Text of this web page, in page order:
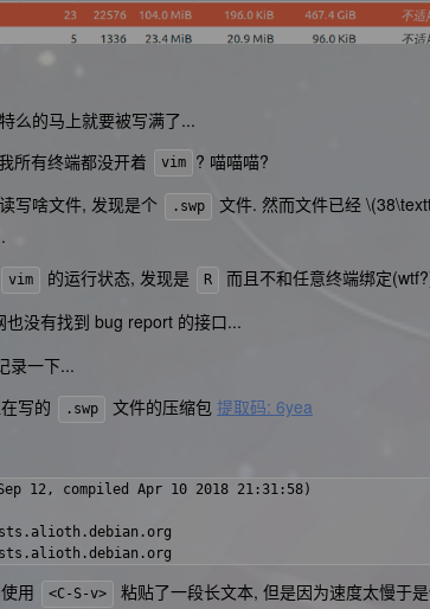
么的马上就要被写满了...
所有终端都没开着 vim
? 喵喵喵?
写啥文件, 发现是个
.swp 文件. 然而文件已经
vim 的运行状态, 发现是 R
而且不和任意终端绑定
也没有找到 bug report 的接口...
录一下...
写的
.swp 文件的压缩包 提取码: 6yea
12, compiled Apr 10 2018 21:31:58)
用 <C-S-v> 粘贴了一段长文本, 但是因为速度太慢于